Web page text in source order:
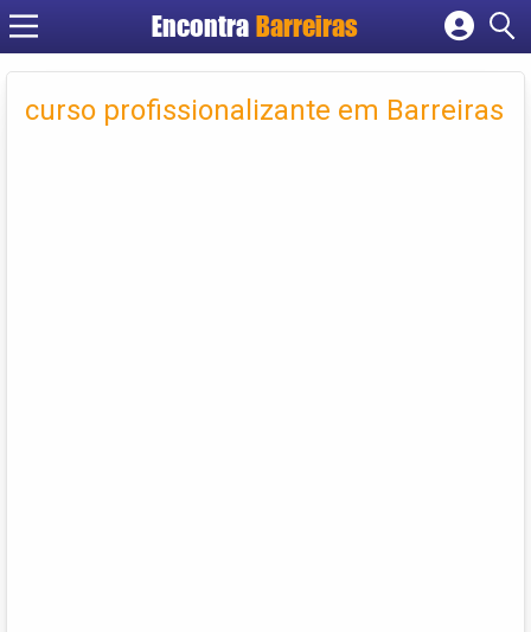
EncontraBarreiras
Cadastrar empresa
Criar conta
curso profissionalizante em Barreiras